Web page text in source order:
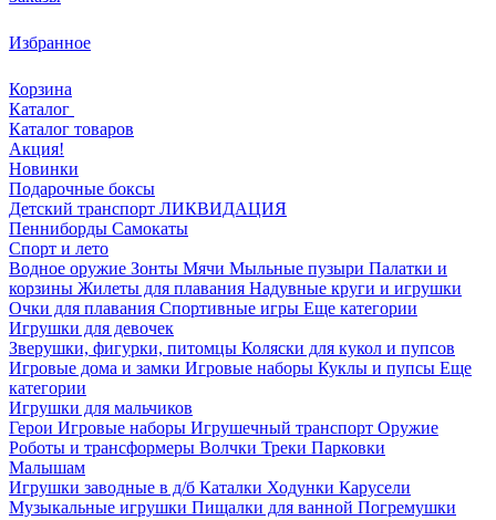
Избранное
Корзина
Каталог
Каталог товаров
Акция!
Новинки
Подарочные боксы
Детский транспорт ЛИКВИДАЦИЯ
Пенниборды Самокаты
Спорт и лето
Водное оружие Зонты Мячи Мыльные пузыри Палатки и
корзины Жилеты для плавания Надувные круги и игрушки
Очки для плавания Спортивные игры Еще категории
Игрушки для девочек
Зверушки, фигурки, питомцы Коляски для кукол и пупсов
Игровые дома и замки Игровые наборы Куклы и пупсы Еще
категории
Игрушки для мальчиков
Герои Игровые наборы Игрушечный транспорт Оружие
Роботы и трансформеры Волчки Треки Парковки
Малышам
Игрушки заводные в д/б Каталки Ходунки Карусели
Музыкальные игрушки Пищалки для ванной Погремушки